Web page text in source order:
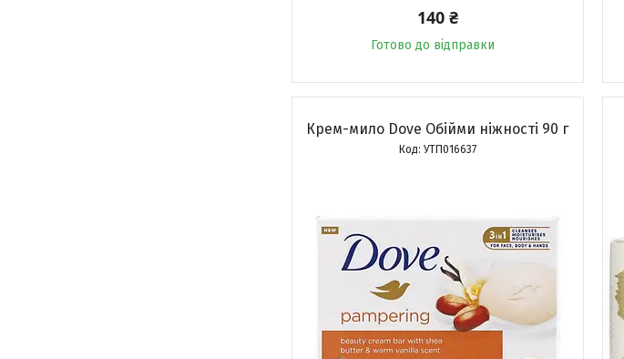
140 ₴
Готово до відправки
Крем-мило Dove Обійми ніжності 90 г
УТП016637